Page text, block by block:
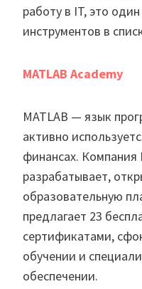
работу в IT, это
инструментов в
MATLAB Academy
MATLAB — язык
активно
финансах. Компания
разрабатывает,
образовательную
предлагает 23
сертификатами,
обучении и
обеспечении.